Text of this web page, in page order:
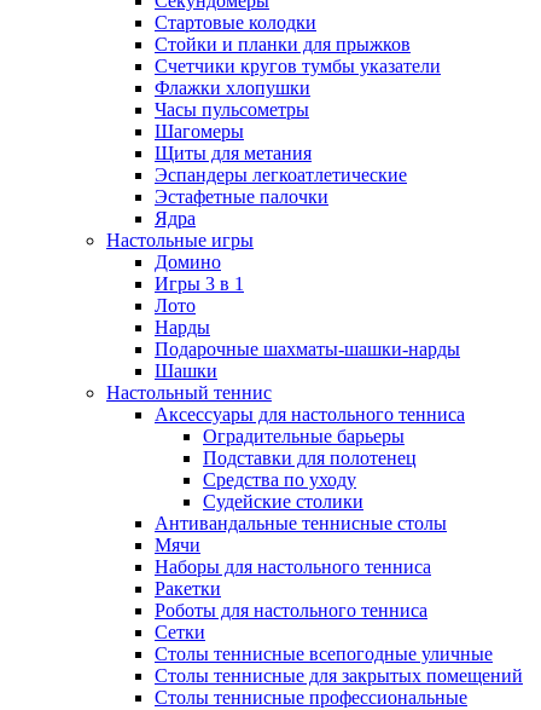
Стартовые колодки
Стойки и планки для прыжков
Счетчики кругов тумбы указатели
Флажки хлопушки
Часы пульсометры
Шагомеры
Щиты для метания
Эспандеры легкоатлетические
Эстафетные палочки
Ядра
Настольные игры
Домино
Игры 3 в 1
Лото
Нарды
Подарочные шахматы-шашки-нарды
Шашки
Настольный теннис
Аксессуары для настольного тенниса
Оградительные барьеры
Подставки для полотенец
Средства по уходу
Судейские столики
Антивандальные теннисные столы
Мячи
Наборы для настольного тенниса
Ракетки
Роботы для настольного тенниса
Сетки
Столы теннисные всепогодные уличные
Столы теннисные для закрытых помещений
Столы теннисные профессиональные